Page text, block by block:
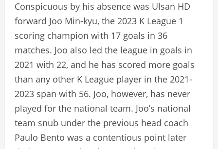
Conspicuous by his absence was Ulsan HD
forward Joo Min-kyu, the 2023 K League 1
scoring champion with 17 goals in 36
matches. Joo also led the league in goals in
2021 with 22, and he has scored more goals
than any other K League player in the 2021-
2023 span with 56. Joo, however, has never
played for the national team. Joo’s national
team snub under the previous head coach
Paulo Bento was a contentious point later